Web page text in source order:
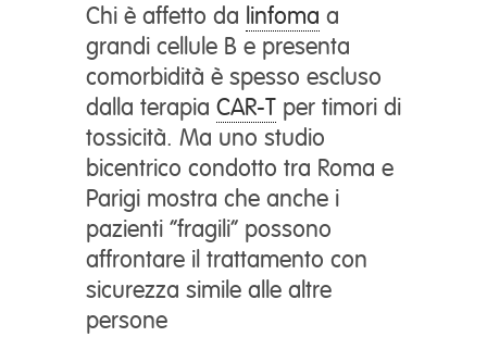
Chi è affetto da linfoma a
grandi cellule B e presenta
comorbidità è spesso escluso
dalla terapia CAR-T per timori di
tossicità. Ma uno studio
bicentrico condotto tra Roma e
Parigi mostra che anche i
pazienti “fragili” possono
affrontare il trattamento con
sicurezza simile alle altre
persone